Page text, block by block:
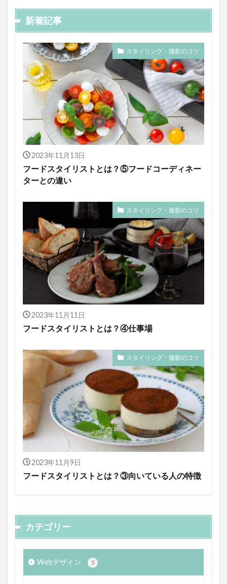
新着記事
スタイリング・撮影のコツ
2023年11月13日
フードスタイリストとは？⑤フードコーディネー
ターとの違い
スタイリング・撮影のコツ
2023年11月11日
フードスタイリストとは？④仕事場
スタイリング・撮影のコツ
2023年11月9日
フードスタイリストとは？③向いている人の特徴
カテゴリー
Webデザイン 5